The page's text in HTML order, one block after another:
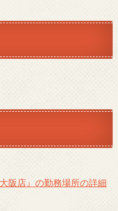
阪店』の勤務場所の詳細